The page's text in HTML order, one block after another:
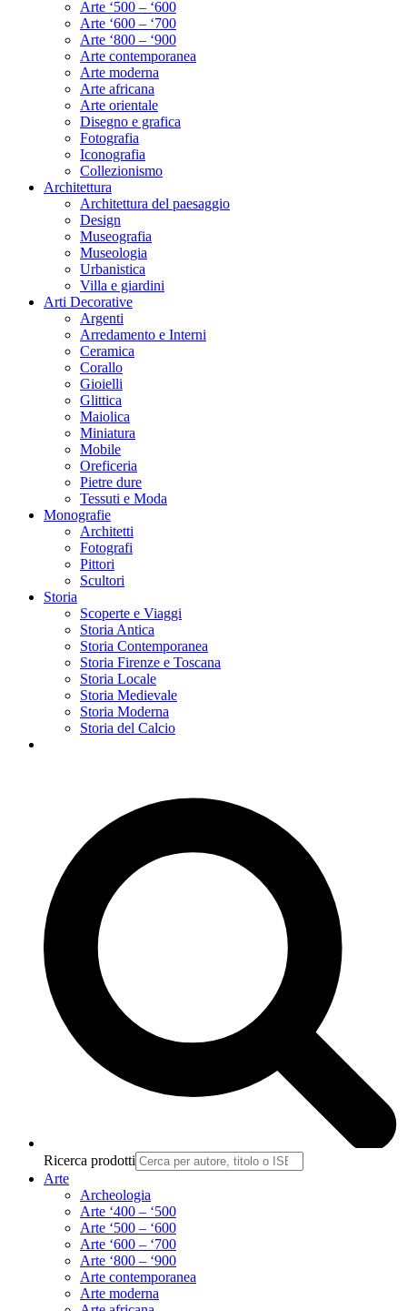
Arte ‘500 – ‘600
Arte ‘600 – ‘700
Arte ‘800 – ‘900
Arte contemporanea
Arte moderna
Arte africana
Arte orientale
Disegno e grafica
Fotografia
Iconografia
Collezionismo
Architettura
Architettura del paesaggio
Design
Museografia
Museologia
Urbanistica
Villa e giardini
Arti Decorative
Argenti
Arredamento e Interni
Ceramica
Corallo
Gioielli
Glittica
Maiolica
Miniatura
Mobile
Oreficeria
Pietre dure
Tessuti e Moda
Monografie
Architetti
Fotografi
Pittori
Scultori
Storia
Scoperte e Viaggi
Storia Antica
Storia Contemporanea
Storia Firenze e Toscana
Storia Locale
Storia Medievale
Storia Moderna
Storia del Calcio
Ricerca prodotti
Arte
Archeologia
Arte ‘400 – ‘500
Arte ‘500 – ‘600
Arte ‘600 – ‘700
Arte ‘800 – ‘900
Arte contemporanea
Arte moderna